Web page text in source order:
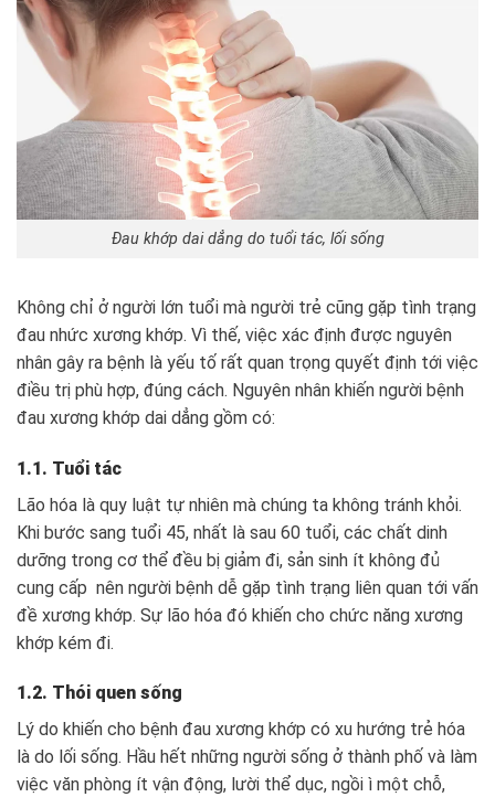
Đau khớp dai dẳng do tuổi tác, lối sống
Không chỉ ở người lớn tuổi mà người trẻ cũng gặp tình trạng
đau nhức xương khớp. Vì thế, việc xác định được nguyên
nhân gây ra bệnh là yếu tố rất quan trọng quyết định tới việc
điều trị phù hợp, đúng cách. Nguyên nhân khiến người bệnh
đau xương khớp dai dẳng gồm có:
1.1. Tuổi tác
Lão hóa là quy luật tự nhiên mà chúng ta không tránh khỏi.
Khi bước sang tuổi 45, nhất là sau 60 tuổi, các chất dinh
dưỡng trong cơ thể đều bị giảm đi, sản sinh ít không đủ
cung cấp nên người bệnh dễ gặp tình trạng liên quan tới vấn
đề xương khớp. Sự lão hóa đó khiến cho chức năng xương
khớp kém đi.
1.2. Thói quen sống
Lý do khiến cho bệnh đau xương khớp có xu hướng trẻ hóa
là do lối sống. Hầu hết những người sống ở thành phố và làm
việc văn phòng ít vận động, lười thể dục, ngồi ì một chỗ,